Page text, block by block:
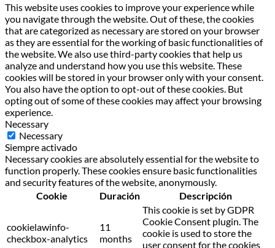
This website uses cookies to improve your experience while
you navigate through the website. Out of these, the cookies
that are categorized as necessary are stored on your browser
as they are essential for the working of basic functionalities of
the website. We also use third-party cookies that help us
analyze and understand how you use this website. These
cookies will be stored in your browser only with your consent.
You also have the option to opt-out of these cookies. But
opting out of some of these cookies may affect your browsing
experience.
Necessary
Necessary
Siempre activado
Necessary cookies are absolutely essential for the website to
function properly. These cookies ensure basic functionalities
and security features of the website, anonymously.
Cookie
Duración Descripción
cookielawinfo-
checkbox-analytics
11
months
This cookie is set by GDPR
Cookie Consent plugin. The
cookie is used to store the
user consent for the cookies